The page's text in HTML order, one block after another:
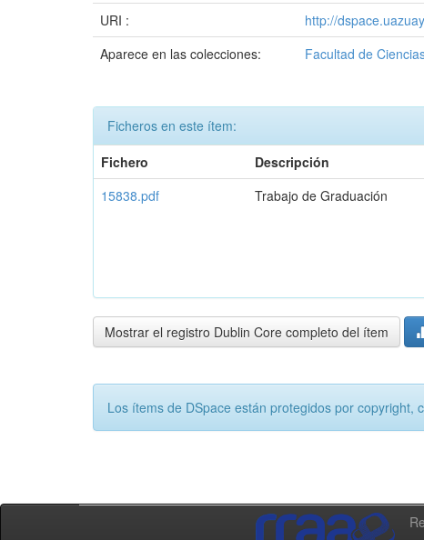
URI :
http://
Aparece en las colecciones:
Facultad de
Ficheros en este ítem:
Fichero
Descripción
15838.pdf
Trabajo de Graduación
Mostrar el registro Dublin Core completo del ítem
Los ítems de DSpace están protegidos por